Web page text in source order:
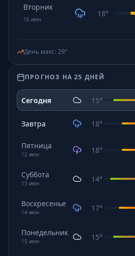
Вторник
16 июн
18°
День макс: 29°
ПРОГНОЗ НА 25 ДНЕЙ
Сегодня 15°
Завтра 18°
Пятница
12 июн 18°
Суббота
13 июн 14°
Воскресенье
14 июн 17°
Понедельник
15 июн 15°